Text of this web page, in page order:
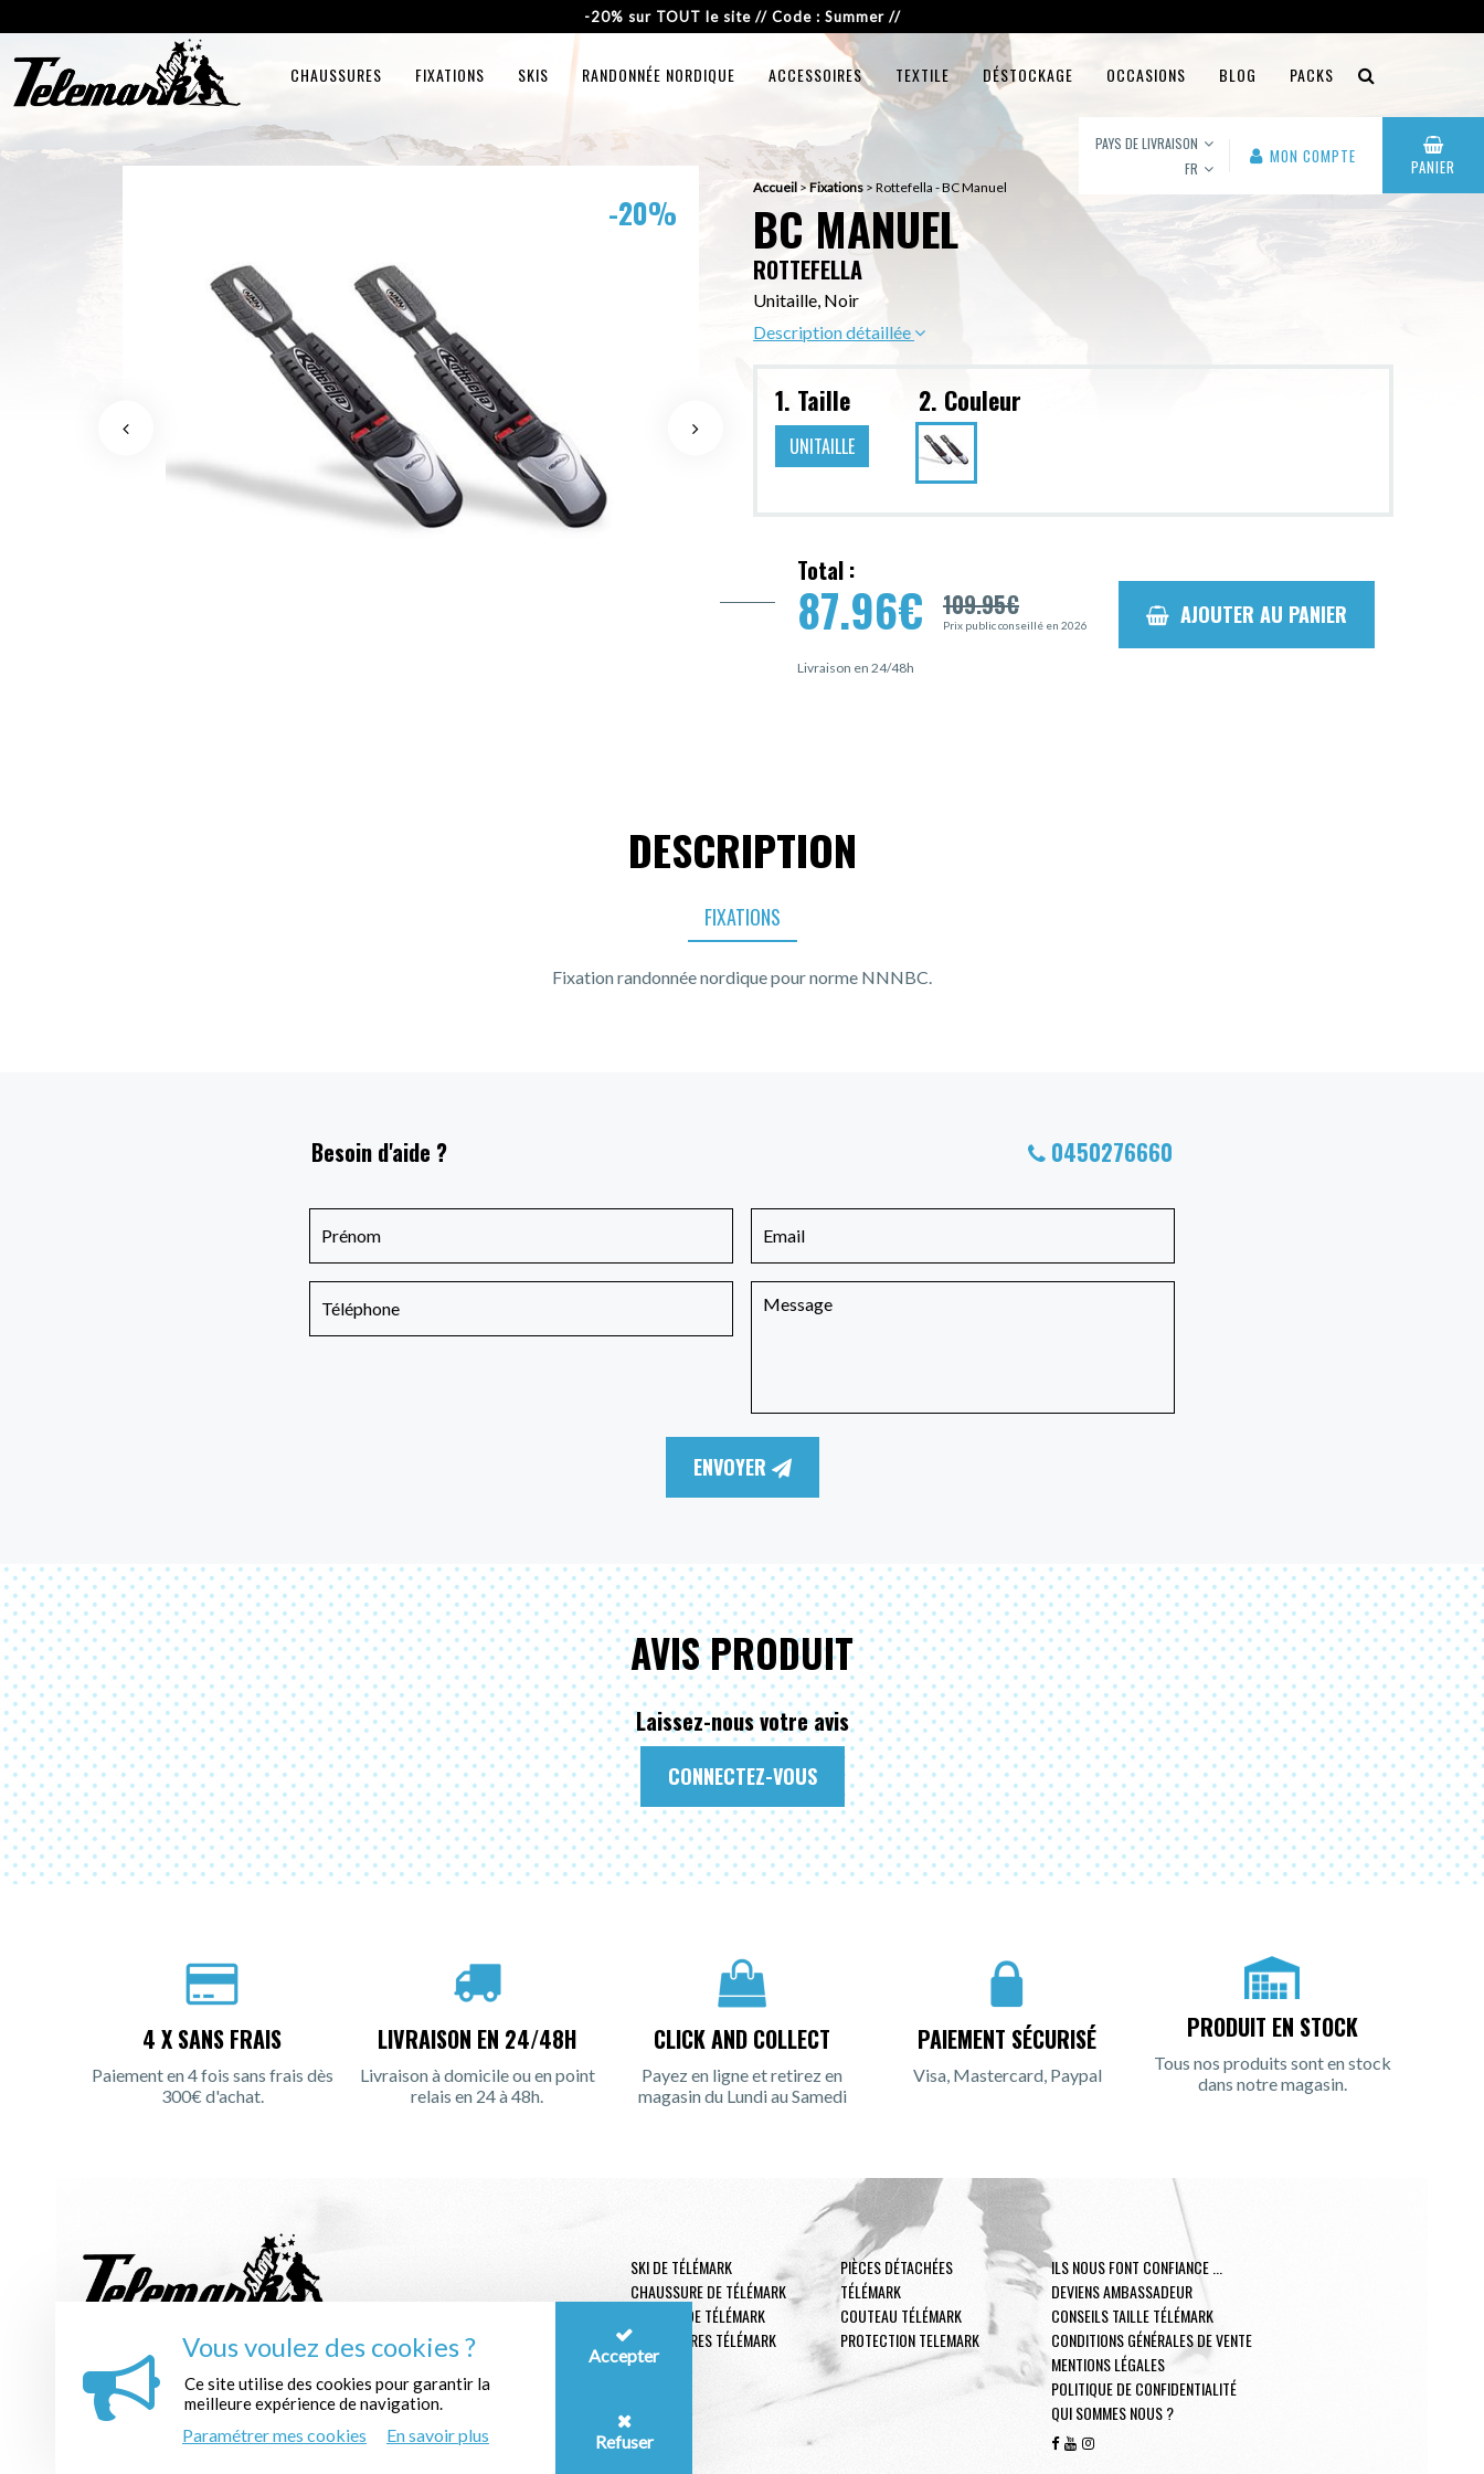
-20% sur TOUT le site // Code : Summer //
CHAUSSURES FIXATIONS SKIS RANDONNÉE NORDIQUE ACCESSOIRES TEXTILE DÉSTOCKAGE OCCASIONS BLOG PACKS
PAYS DE LIVRAISON
FR
MON COMPTE PANIER
-20%
Accueil >Fixations > Rottefella - BC Manuel
BC MANUEL
ROTTEFELLA
Unitaille, Noir
Description détaillée
1. Taille
UNITAILLE
2. Couleur
Total :
87.96€ 109.95€
Prix public conseillé en 2026 AJOUTER AU PANIER
Livraison en 24/48h
DESCRIPTION
FIXATIONS
Fixation randonnée nordique pour norme NNNBC.
Besoin d'aide ? 0450276660
ENVOYER
AVIS PRODUIT
Laissez-nous votre avis
CONNECTEZ-VOUS
4 X SANS FRAIS
Paiement en 4 fois sans frais dès
300€ d'achat.
LIVRAISON EN 24/48H
Livraison à domicile ou en point
relais en 24 à 48h.
CLICK AND COLLECT
Payez en ligne et retirez en
magasin du Lundi au Samedi
PAIEMENT SÉCURISÉ
Visa, Mastercard, Paypal
PRODUIT EN STOCK
Tous nos produits sont en stock
dans notre magasin.
INSCRIPTION À LA NEWSLETTER :
SKI DE TÉLÉMARK
CHAUSSURE DE TÉLÉMARK
FIXATION DE TÉLÉMARK
ACCESSOIRES TÉLÉMARK
PIÈCES DÉTACHÉES
TÉLÉMARK
COUTEAU TÉLÉMARK
PROTECTION TELEMARK
ILS NOUS FONT CONFIANCE ...
DEVIENS AMBASSADEUR
CONSEILS TAILLE TÉLÉMARK
CONDITIONS GÉNÉRALES DE VENTE
MENTIONS LÉGALES
POLITIQUE DE CONFIDENTIALITÉ
QUI SOMMES NOUS ?
Vous voulez des cookies ?
Ce site utilise des cookies pour garantir la
meilleure expérience de navigation.
Paramétrer mes cookies En savoir plus
Accepter
Refuser